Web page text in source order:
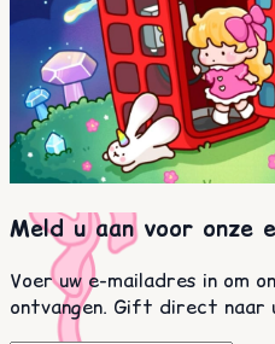
Meld u aan voor onze
Voer uw e-mailadres in om
ontvangen. Gift direct naar